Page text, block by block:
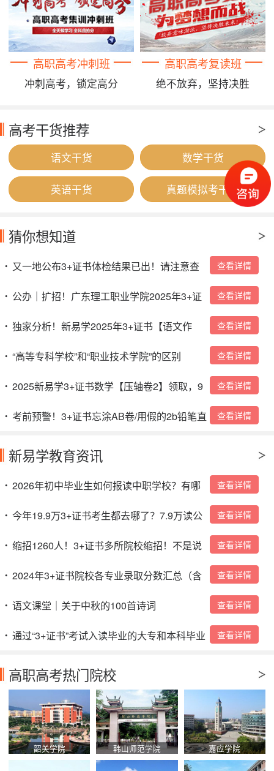
高职高考冲刺班
冲刺高考，锁定高分
高职高考复读班
绝不放弃，坚持决胜
高考干货推荐
语文干货 数学干货
英语干货 真题模拟考干货
猜你想知道
• 又一地公布3+证书体检结果已出！请注意查
询！
查看详情
• 公办｜扩招！广东理工职业学院2025年3+证
书招生计划
查看详情
• 独家分析！新易学2025年3+证书【语文作
文】预测！看完作文不得50分+？
查看详情
• “高等专科学校”和“职业技术学院”的区别 查看详情
• 2025新易学3+证书数学【压轴卷2】领取，9
号晚上19：30开讲！
查看详情
• 考前预警！3+证书忘涂AB卷/用假的2b铅笔直
接0分？
查看详情
新易学教育资讯
• 2026年初中毕业生如何报读中职学校？有哪
些入读方式？
查看详情
• 今年19.9万3+证书考生都去哪了？7.9万读公
办，4.4万读民办，超7万人陪跑成“炮灰”！！
查看详情
• 缩招1260人！3+证书多所院校缩招！不是说
好扩招吗？
查看详情
• 2024年3+证书院校各专业录取分数汇总（含
本科）→
查看详情
• 语文课堂｜关于中秋的100首诗词 查看详情
• 通过“3+证书”考试入读毕业的大专和本科毕业
证是怎么样的？
查看详情
高职高考热门院校
韶关学院 韩山师范学院 嘉应学院